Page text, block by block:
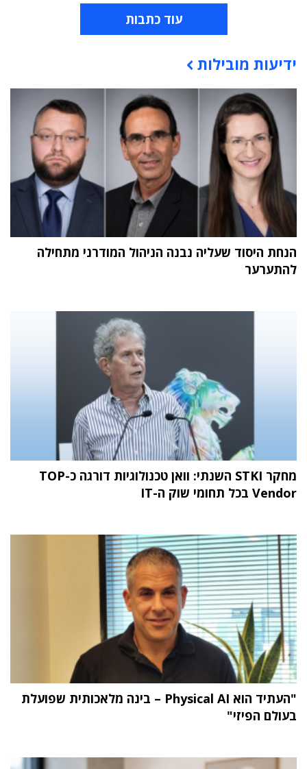
עוד כתבות
תוכן פרסומי
ידיעות מובילות
הנחת היסוד שעליה נבנה הניהול המודרני מתחילה
להתערער
מחקר STKI השנתי: וואן טכנולוגיות דורגה כ-TOP
Vendor בכל תחומי שוק ה-IT
"העתיד הוא Physical AI – בינה מלאכותית שפועלת
בעולם הפיזי"